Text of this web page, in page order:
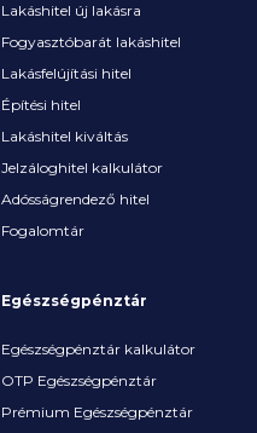
Lakáshitel új lakásra
Fogyasztóbarát lakáshitel
Lakásfelújítási hitel
Építési hitel
Lakáshitel kiváltás
Jelzáloghitel kalkulátor
Adósságrendező hitel
Fogalomtár
Egészségpénztár
Egészségpénztár kalkulátor
OTP Egészségpénztár
Prémium Egészségpénztár